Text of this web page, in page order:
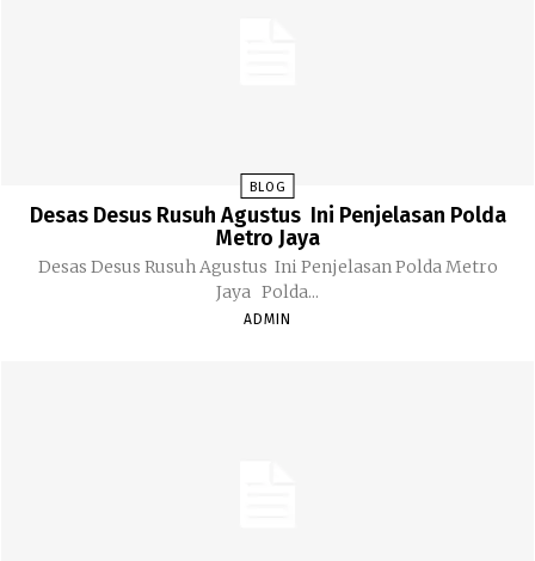
BLOG
Desas Desus Rusuh Agustus Ini Penjelasan Polda
Metro Jaya
Desas Desus Rusuh Agustus Ini Penjelasan Polda Metro
Jaya Polda...
ADMIN